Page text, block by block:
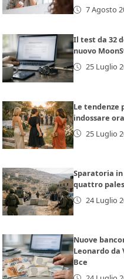
7 Agosto
Il test da 32
nuovo
25 Luglio
Le tendenze
indossare
25 Luglio
Sparatoria
quattro
24 Luglio
Nuove
Leonardo
Bce